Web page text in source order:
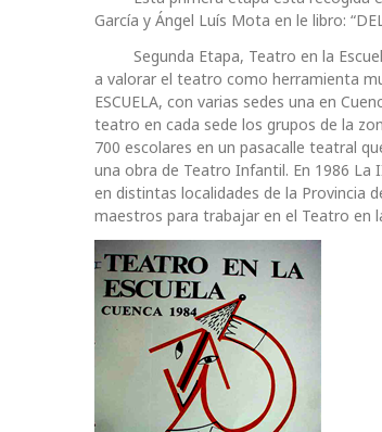
García y Ángel Luís Mota en le libro:
Segunda Etapa, Teatro en la
a valorar el teatro como herramienta
ESCUELA, con varias sedes una en
teatro en cada sede los grupos de la
700 escolares en un pasacalle teatral
una obra de Teatro Infantil. En 1986
en distintas localidades de la Provincia
maestros para trabajar en el Teatro en